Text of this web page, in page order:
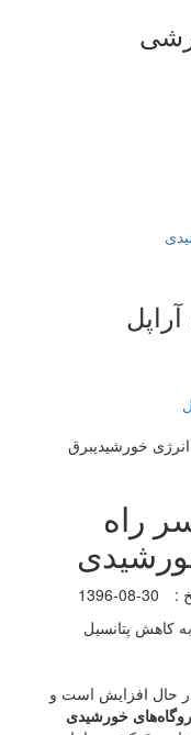
راه
:
1396-08-30
کاهش پتانسیل
حال افزایش است و
خورشیدی